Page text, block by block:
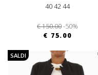
40 42 44
€ 150.00-50%
€ 75.00
SALDI